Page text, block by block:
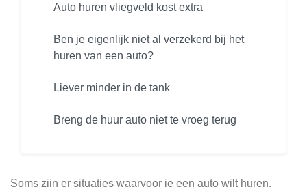
Auto huren vliegveld kost extra
Ben je eigenlijk niet al verzekerd bij het
huren van een auto?
Liever minder in de tank
Breng de huur auto niet te vroeg terug
Soms zijn er situaties waarvoor je een auto wilt huren.